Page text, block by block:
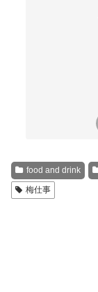
food and drink
梅仕事